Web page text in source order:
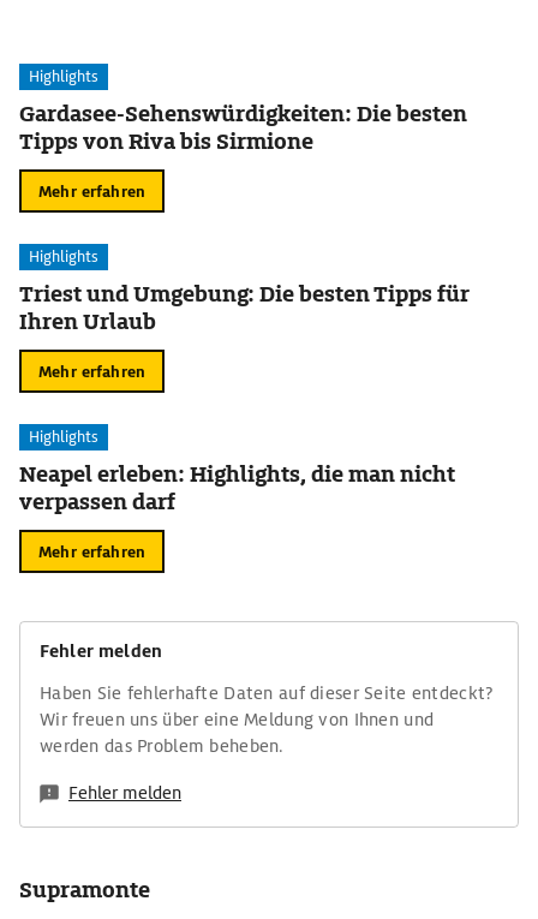
Highlights
Gardasee-Sehenswürdigkeiten: Die besten
Tipps von Riva bis Sirmione
Mehr erfahren
Highlights
Triest und Umgebung: Die besten Tipps für
Ihren Urlaub
Mehr erfahren
Highlights
Neapel erleben: Highlights, die man nicht
verpassen darf
Mehr erfahren
Fehler melden
Haben Sie fehlerhafte Daten auf dieser Seite entdeckt?
Wir freuen uns über eine Meldung von Ihnen und
werden das Problem beheben.
Fehler melden
Supramonte